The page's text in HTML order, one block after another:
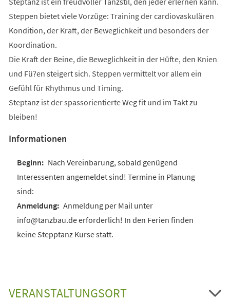
Steppen bietet viele Vorzüge: Training der cardiovaskulären
Kondition, der Kraft, der Beweglichkeit und besonders der
Koordination.
Die Kraft der Beine, die Beweglichkeit in der Hüfte, den Knien
und Fü?en steigert sich. Steppen vermittelt vor allem ein
Gefühl für Rhythmus und Timing.
Steptanz ist der spassorientierte Weg fit und im Takt zu
bleiben!
Informationen
Nach Vereinbarung, sobald genügend
Interessenten angemeldet sind! Termine in Planung
sind:
Anmeldung per Mail unter
info@tanzbau.de erforderlich! In den Ferien finden
keine Stepptanz Kurse statt.
VERANSTALTUNGSORT